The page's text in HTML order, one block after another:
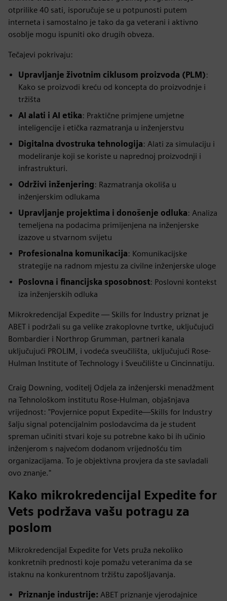
otprilike 40 sati, isporučuje se u potpunosti putem
interneta i samostalno je tako da ga veterani i aktivno
osoblje mogu ispuniti oko drugih obveza.
Tečajevi pokrivaju:
Upravljanje životnim ciklusom proizvoda (PLM):
Kako se proizvodi kreću od koncepta do proizvodnje i
tržišta
AI alati i AI etika: Praktične primjene umjetne
inteligencije i etička razmatranja u inženjerstvu
Digitalna dvostruka tehnologija: Alati za simulaciju i
modeliranje koji se koriste u naprednoj proizvodnji i
infrastrukturi.
Održivi inženjering: Razmatranja okoliša u
inženjerskim odlukama
Upravljanje projektima i donošenje odluka: Analiza
temeljena na podacima primijenjena na inženjerske
izazove u stvarnom svijetu
Profesionalna komunikacija: Komunikacijske
strategije na radnom mjestu za civilne inženjerske uloge
Poslovna i financijska sposobnost: Poslovni kontekst
iza inženjerskih odluka
Mikrokredencijal Expedite — Skills for Industry priznat je
ABET i podržali su ga velike zrakoplovne tvrtke, uključujući
Bombardier i Northrop Grumman, partneri kanala
uključujući PROLIM, i vodeća sveučilišta, uključujući Rose-
Hulman Institute of Technology i Sveučilište u Cincinnatiju.
Craig Downing, voditelj Odjela za inženjerski menadžment
na Tehnološkom institutu Rose-Hulman, objašnjava
vrijednost: "Povjernice poput Expedite—Skills for Industry
šalju signal potencijalnim poslodavcima da je student
spreman učiniti stvari koje su potrebne kako bi ih učinio
inženjerom s najvećom dodanom vrijednošću tim
organizacijama. To je objektivna provjera da ste savladali
ovo znanje."
Kako mikrokredencijal Expedite for
Vets podržava vašu potragu za
poslom
Mikrokredencijal Expedite for Vets pruža nekoliko
konkretnih prednosti koje pomažu veteranima da se
istaknu na konkurentnom tržištu zapošljavanja.
Priznanje industrije: ABET priznanje vjerodajnice